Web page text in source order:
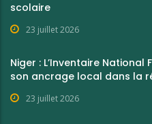
scolaire
23 juillet 2026
Niger : L’Inventaire
son ancrage local dans la
23 juillet 2026